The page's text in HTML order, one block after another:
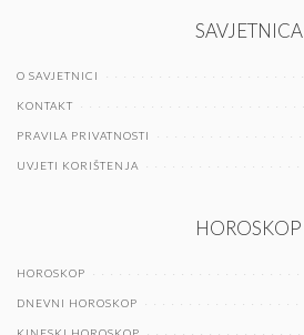
SAVJETNICA
O SAVJETNICI
KONTAKT
PRAVILA PRIVATNOSTI
UVJETI KORIŠTENJA
HOROSKOP
HOROSKOP
DNEVNI HOROSKOP